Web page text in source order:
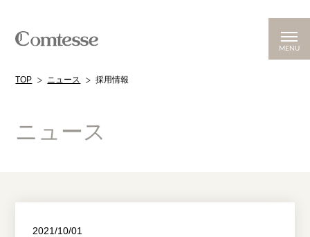
MENU
TOP ニュース 採用情報
ニュース
2021/10/01